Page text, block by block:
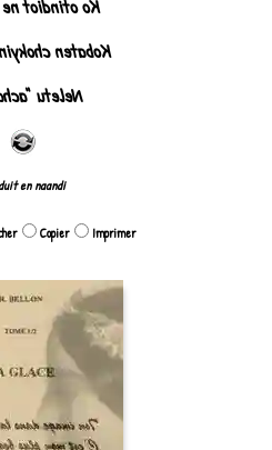
ne achame
komabet
"achamin"
en naandi
Copier Imprimer